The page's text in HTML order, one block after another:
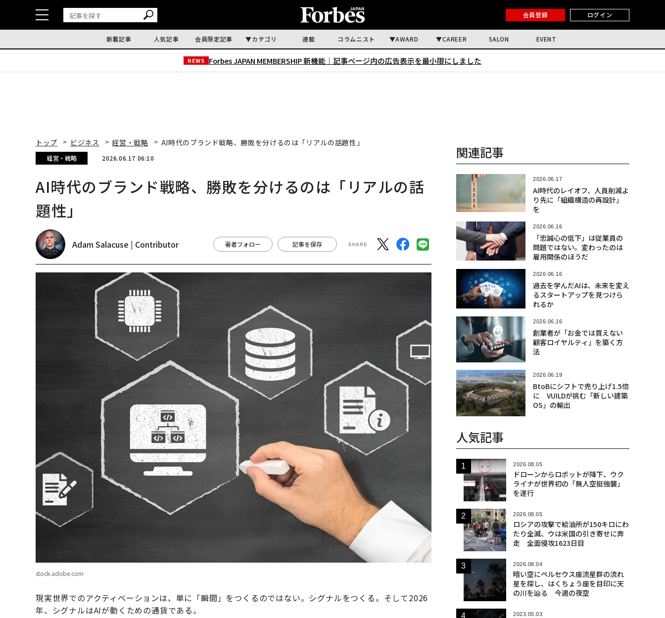
会員登録 ログイン
新着記事 人気記事 会員限定記事 カテゴリ 連載 コラムニスト AWARD CAREER SALON EVENT
NEWS Forbes JAPAN MEMBERSHIP 新機能｜ 記事ページ内の広告表示を最小限にしました
トップ ビジネス 経営・戦略 AI時代のブランド戦略、勝敗を分けるのは「リアルの話題性」
経営・戦略 2026.06.17 06:10
AI時代のブランド戦略、勝敗を分けるのは「リアルの話
題性」
Adam Salacuse | Contributor 著者フォロー 記事を保存
stock.adobe.com
現実世界でのアクティベーションは、単に「瞬間」をつくるのではない。シグナルをつくる。そして2026
年、シグナルはAIが動くための通貨である。
関連記事
2026.06.17
AI時代のレイオフ、人員削減よ
り先に「組織構造の再設計」
を
2026.06.16
「忠誠心の低下」は従業員の
問題ではない。変わったのは
雇用関係のほうだ
2026.06.16
過去を学んだAIは、未来を変え
るスタートアップを見つけら
れるか
2026.06.16
創業者が「お金では買えない
顧客ロイヤルティ」を築く方
法
2026.06.19
BtoBにシフトで売り上げ1.5倍
に VUILDが挑む「新しい建築
OS」の輸出
人気記事
2026.08.05
ドローンからロボットが降下、ウク
ライナが世界初の「無人空挺強襲」
を遂行
2026.08.05
ロシアの攻撃で給油所が150キロにわ
たり全滅、ウは米国の引き寄せに奔
走 全面侵攻1623日目
2026.08.04
暗い空にペルセウス座流星群の流れ
星を探し、はくちょう座を目印に天
の川を辿る 今週の夜空
2023.05.03